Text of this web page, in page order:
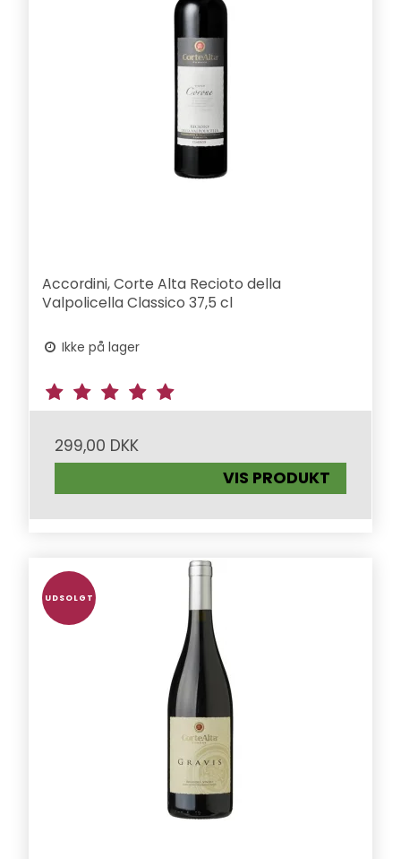
Accordini, Corte Alta Recioto della
Valpolicella Classico 37,5 cl
Ikke på lager
299,00 DKK
VIS PRODUKT
UDSOLGT